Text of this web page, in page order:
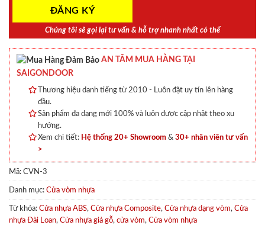
Chúng tôi sẽ gọi lại tư vấn & hỗ trợ nhanh nhất có thể
AN TÂM MUA HÀNG TẠI
SAIGONDOOR
Thương hiệu danh tiếng từ 2010 - Luôn đặt uy tín lên hàng
đầu.
Sản phẩm đa dạng mới 100% và luôn được cập nhật theo xu
hướng.
Xem chi tiết: Hệ thống 20+ Showroom & 30+ nhân viên tư vấn
>
Mã: CVN-3
Danh mục: Cửa vòm nhựa
Từ khóa: Cửa nhựa ABS, Cửa nhựa Composite, Cửa nhựa dạng vòm, Cửa
nhựa Đài Loan, Cửa nhựa giả gỗ, cửa vòm, Cửa vòm nhựa